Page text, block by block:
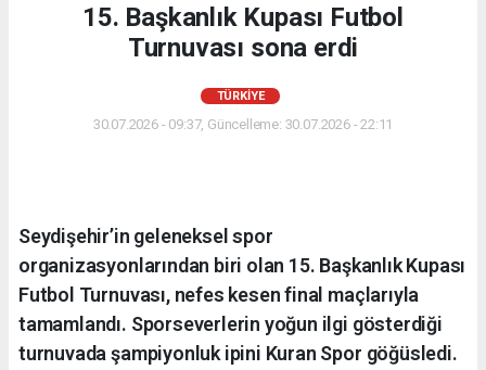
15. Başkanlık Kupası Futbol
Turnuvası sona erdi
TÜRKIYE
30.07.2026 - 09:37, Güncelleme: 30.07.2026 - 22:11
Seydişehir’in geleneksel spor
organizasyonlarından biri olan 15. Başkanlık Kupası
Futbol Turnuvası, nefes kesen final maçlarıyla
tamamlandı. Sporseverlerin yoğun ilgi gösterdiği
turnuvada şampiyonluk ipini Kuran Spor göğüsledi.